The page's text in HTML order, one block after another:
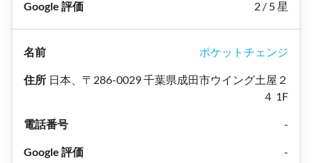
2 / 5 星
ポケットチェンジ
日本、〒286-0029 千葉県成田市ウイング土屋２
４ 1F
-
-